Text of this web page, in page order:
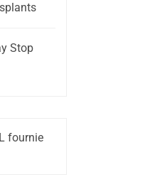
Stop
fournie